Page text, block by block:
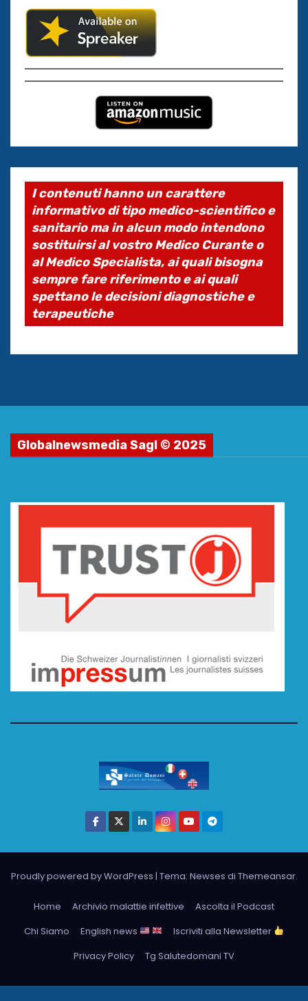
I contenuti hanno un carattere
informativo di tipo medico-scientifico e
sanitario ma in alcun modo intendono
sostituirsi al vostro Medico Curante o
al Medico Specialista, ai quali bisogna
sempre fare riferimento e ai quali
spettano le decisioni diagnostiche e
terapeutiche
Globalnewsmedia Sagl © 2025
Proudly powered by WordPress | Tema: Newses di Themeansar.
Home Archivio malattie infettive
Ascolta il Podcast
Chi Siamo
English news
Iscriviti alla Newsletter
Privacy Policy
Tg Salutedomani TV